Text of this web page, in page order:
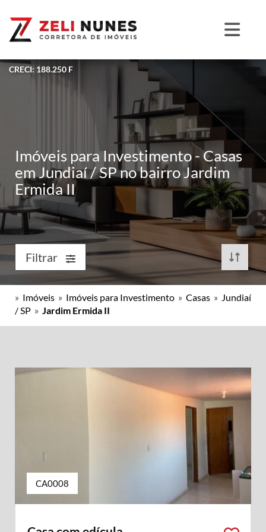
CRECI: 188.250 F
Imóveis para Investimento - Casas
em Jundiaí / SP no bairro Jardim
Ermida II
Filtrar
» Imóveis » Imóveis para Investimento » Casas » Jundiaí
/ SP » Jardim Ermida II
CA0008